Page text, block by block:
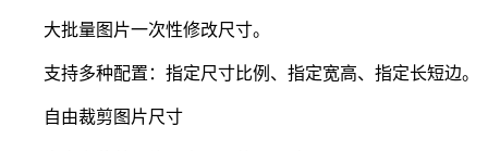
大批量图片一次性修改尺寸。
支持多种配置：指定尺寸比例、指定宽高、指定长短边。
自由裁剪图片尺寸